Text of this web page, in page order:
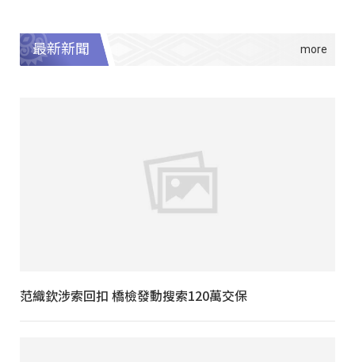
最新新聞
范織欽涉索回扣 橋檢發動搜索120萬交保